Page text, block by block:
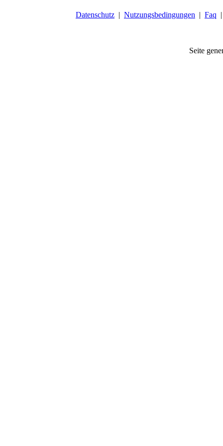
Datenschutz | Nutzungsbedingungen | Faq
Seite